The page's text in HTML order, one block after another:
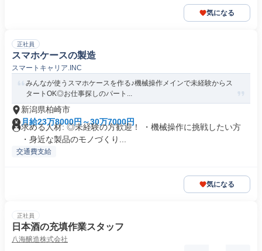
気になる
正社員
スマホケースの製造
スマートキャリア.INC
みんなが使うスマホケースを作る♪機械操作メインで未経験からス
タートOK◎お仕事探しのパート...
新潟県柏崎市
月給23万8000円～30万7000円
求める人材: ◎未経験の方歓迎！ ・機械操作に挑戦したい方
・身近な製品のモノづくり...
交通費支給
気になる
正社員
日本酒の充填作業スタッフ
八海醸造株式会社